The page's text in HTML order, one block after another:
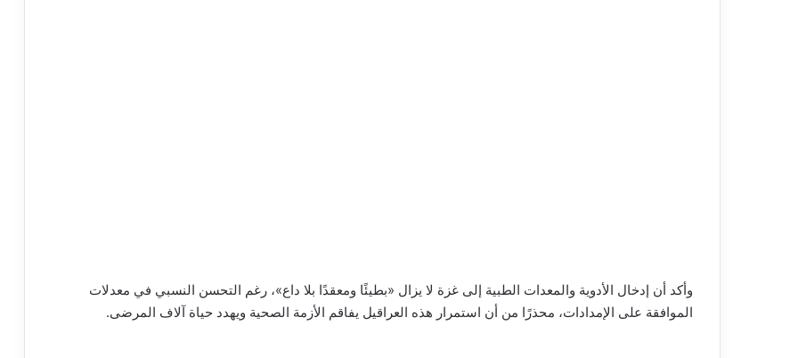
وأكد أن إدخال الأدوية والمعدات الطبية إلى غزة لا يزال «بطيئًا ومعقدًا بلا داع»، رغم التحسن النسبي في معدلات
الموافقة على الإمدادات، محذرًا من أن استمرار هذه العراقيل يفاقم الأزمة الصحية ويهدد حياة آلاف المرضى.